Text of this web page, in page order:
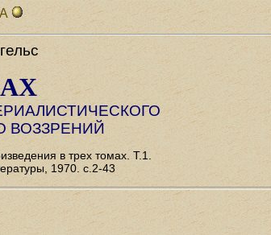
ВОЗЗРЕНИЙ
в трех томах. Т.1.
1970. с.2-43